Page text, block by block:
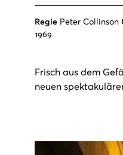
Regie Peter Collinson
1969
Frisch aus dem
neuen